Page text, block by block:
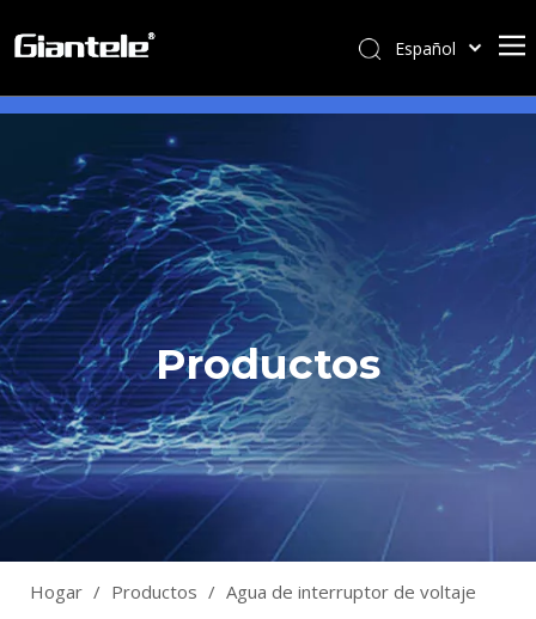
Español
简体中文
Português
Tiếng Việt
ไทย
বাংলা
Productos
Hogar / Productos / Agua de interruptor de voltaje